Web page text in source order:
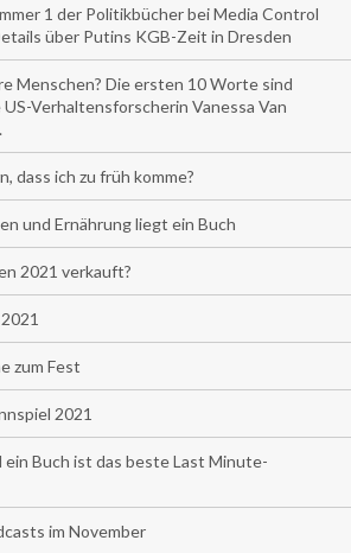
1 der Politikbücher bei Media Control
über Putins KGB-Zeit in Dresden
Menschen? Die ersten 10 Worte sind
Verhaltensforscherin Vanessa Van
dass ich zu früh komme?
und Ernährung liegt ein Buch
2021 verkauft?
zum Fest
2021
Buch ist das beste Last Minute-
im November